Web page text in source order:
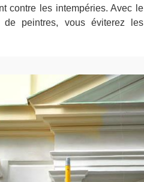
contre les intempéries. Avec le
de peintres, vous éviterez les